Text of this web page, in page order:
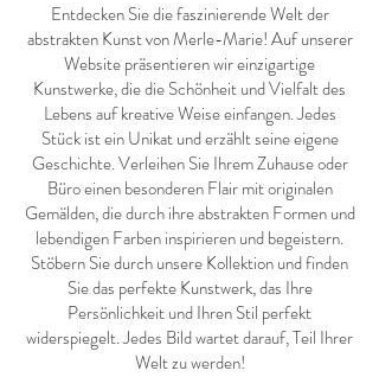
Entdecken Sie die faszinierende Welt der
abstrakten Kunst von Merle-Marie! Auf unserer
Website präsentieren wir einzigartige
Kunstwerke, die die Schönheit und Vielfalt des
Lebens auf kreative Weise einfangen. Jedes
Stück ist ein Unikat und erzählt seine eigene
Geschichte. Verleihen Sie Ihrem Zuhause oder
Büro einen besonderen Flair mit originalen
Gemälden, die durch ihre abstrakten Formen und
lebendigen Farben inspirieren und begeistern.
Stöbern Sie durch unsere Kollektion und finden
Sie das perfekte Kunstwerk, das Ihre
Persönlichkeit und Ihren Stil perfekt
widerspiegelt. Jedes Bild wartet darauf, Teil Ihrer
Welt zu werden!